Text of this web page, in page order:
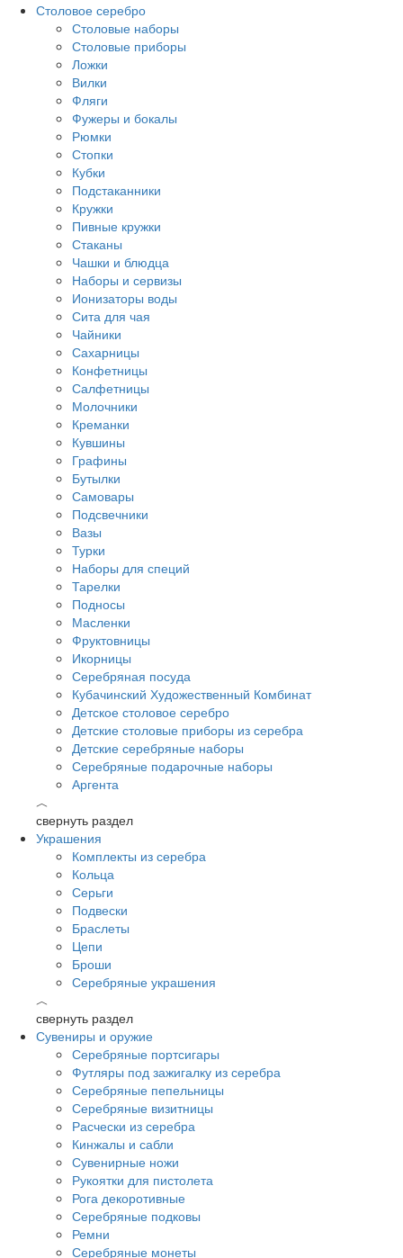
Столовое серебро
Столовые наборы
Столовые приборы
Ложки
Вилки
Фляги
Фужеры и бокалы
Рюмки
Стопки
Кубки
Подстаканники
Кружки
Пивные кружки
Стаканы
Чашки и блюдца
Наборы и сервизы
Ионизаторы воды
Сита для чая
Чайники
Сахарницы
Конфетницы
Салфетницы
Молочники
Креманки
Кувшины
Графины
Бутылки
Самовары
Подсвечники
Вазы
Турки
Наборы для специй
Тарелки
Подносы
Масленки
Фруктовницы
Икорницы
Серебряная посуда
Кубачинский Художественный Комбинат
Детское столовое серебро
Детские столовые приборы из серебра
Детские серебряные наборы
Серебряные подарочные наборы
Аргента
︿
свернуть раздел
Украшения
Комплекты из серебра
Кольца
Серьги
Подвески
Браслеты
Цепи
Броши
Серебряные украшения
︿
свернуть раздел
Сувениры и оружие
Серебряные портсигары
Футляры под зажигалку из серебра
Серебряные пепельницы
Серебряные визитницы
Расчески из серебра
Кинжалы и сабли
Сувенирные ножи
Рукоятки для пистолета
Рога декоротивные
Серебряные подковы
Ремни
Серебряные монеты